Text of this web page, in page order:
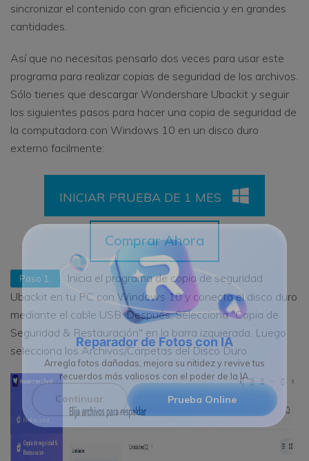
Reparador de Fotos con IA
Arregla fotos dañadas, mejora su nitidez y revive tus
recuerdos más valiosos con el poder de la IA.
Continuar
sincronizar el contenido con gran eficiencia y en grandes
cantidades.
Así que no necesitas pensarlo dos veces para usar este
programa para realizar copias de seguridad de los archivos.
Sólo tienes que descargar Wondershare Ubackit y seguir
los siguientes pasos para hacer una copia de seguridad de
la computadora con Windows 10 en un disco duro
externo facilmente:
INICIAR PRUEBA DE 1 MES
Comprar Ahora
Paso 1:
Inicia el programa de copia de seguridad
Ubackit en tu PC con Windows 10 y conecta el disco duro
mediante el cable USB. Después, Selecciona "Copia de
Seguridad & Restauración" en la barra izquierada. Luego
selecciona los Archivos/Carpetas del Disco Duro.